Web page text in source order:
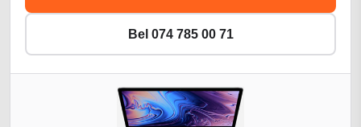
Bel 074 785 00 71